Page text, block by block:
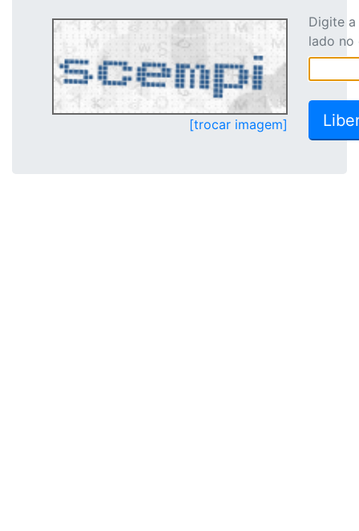
[trocar imagem]
Digite
lado no